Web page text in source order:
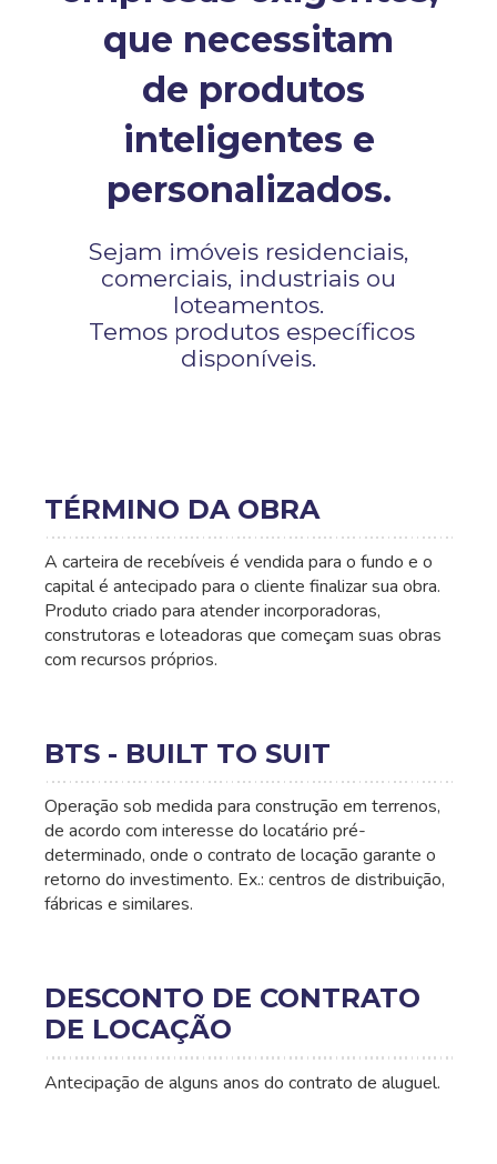
que necessitam
de produtos
inteligentes e
personalizados.
Sejam imóveis residenciais,
comerciais, industriais ou
loteamentos.
Temos produtos específicos
disponíveis.
TÉRMINO DA OBRA
A carteira de recebíveis é vendida para o fundo e o
capital é antecipado para o cliente finalizar sua obra.
Produto criado para atender incorporadoras,
construtoras e loteadoras que começam suas obras
com recursos próprios.
BTS - BUILT TO SUIT
Operação sob medida para construção em terrenos,
de acordo com interesse do locatário pré-
determinado, onde o contrato de locação garante o
retorno do investimento. Ex.: centros de distribuição,
fábricas e similares.
DESCONTO DE CONTRATO
DE LOCAÇÃO
Antecipação de alguns anos do contrato de aluguel.